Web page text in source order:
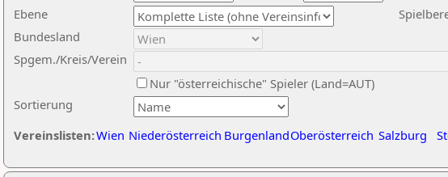
Ebene
Sortierung
Bundesland
Spgem./Kreis/Verein
Nur "österreichische" Spieler (Land=AUT)
Vereinslisten:Wien Niederösterreich BurgenlandOberösterreich Salzburg